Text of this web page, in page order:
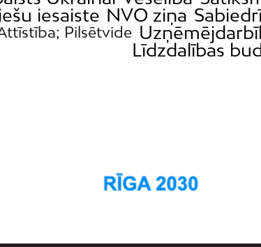
iesaiste NVO ziņa
Pilsētvide
Līdzdalības